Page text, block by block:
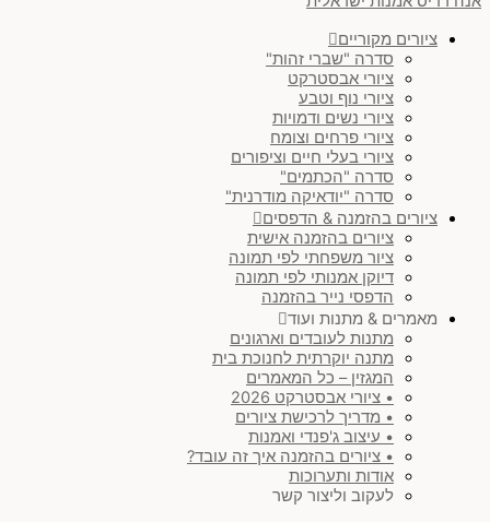
ציורים מקוריים
סדרה "שברי זהות"
ציורי אבסטרקט
ציורי נוף וטבע
ציורי נשים ודמויות
ציורי פרחים וצומח
ציורי בעלי חיים וציפורים
סדרה "הכתמים"
סדרה "יודאיקה מודרנית"
ציורים בהזמנה & הדפסים
ציורים בהזמנה אישית
ציור משפחתי לפי תמונה
דיוקן אמנותי לפי תמונה
הדפסי נייר בהזמנה
מאמרים & מתנות ועוד
מתנות לעובדים וארגונים
מתנה יוקרתית לחנוכת בית
המגזין – כל המאמרים
• ציורי אבסטרקט 2026
• מדריך לרכישת ציורים
• עיצוב ג'פנדי ואמנות
• ציורים בהזמנה איך זה עובד?
אודות ותערוכות
לעקוב וליצור קשר